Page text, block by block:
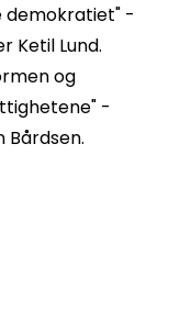
demokratiet" -
Ketil Lund.
og
-